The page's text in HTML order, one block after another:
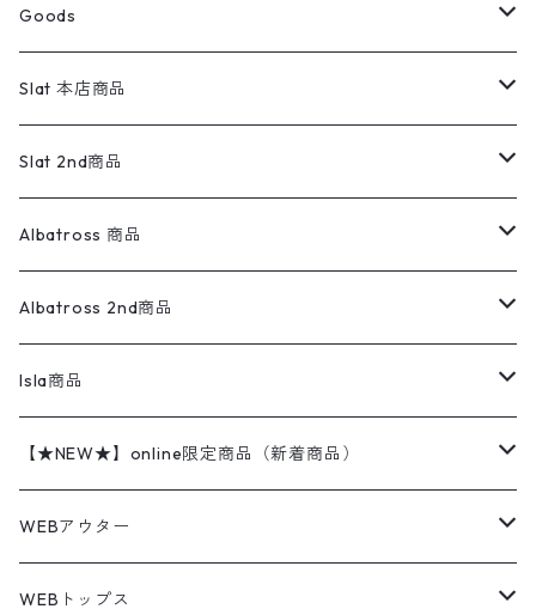
ナイロンジャケット
レザー
テーラードジャケット
ボアジャケット
その他
セーター・カーディガン
スラックス
オーバーオール・つなぎ
イージーパンツ
ビンテージ
ラルフローレン
リーバイス
カーハート
ディッキーズ
Goods
Military
ワークジャケット
テーラードジャケット
ウールジャケット
ダウンジャケット
レザージャケット
Otherジャケット
柄シャツ
ワークシャツ
プリントスウェット
ロゴスウェット
ベスト
セーター・カーディガン
アランセーター
ウールセーター
フリース
スラックス
ワークパンツ
コーデュロイパンツ
オーバーオール・つなぎ
ショーツ
Otherパンツ
長袖
半袖
ベスト／キャミソール
スウェット
ニット
ジャケット
スカート
パンツ(w30以下)
ワンピース
長袖
半袖
22cm以下
22.5cm
23cm
23.5cm
24cm
24.5cm
25cm
25.5cm
26cm
Goods
バンダナ
Slat 本店商品
Outer
Tee
Shirts
S/S Shirts
L/S Shirts
Sweat Shirts
REVERSE WEAVE
Sweater
Fleece
Other Tops
Slat 2nd商品
アウター
ハンティングジャケット
アウトドアジャケット
長袖シャツ
アウトドアシャツ
ブランドシャツ
半袖シャツ
アウトドアシャツ
ブランドシャツ
スウェット シャツ
ブランドスウェット
プリントスウェット
パンツ
リーバイス501 505
Tシャツ
Albatross 商品
Vintage sweater
Outer
Sailing Jacket
Swingtop
Other Tops
Fleece tops
Knit
Sweat Shirts
Hoodie
Albatross 2nd商品
70sアイテム
Marlboro
GAP
アウター
Isla商品
2点セットコーデ
Sweat Shirts
Knit
【★NEW★】online限定商品（新着商品）
8月NEWアイテム（2026）
トップス
7月NEWアイテム（2026）
WEBアウター
ジャケット
WEBトップス